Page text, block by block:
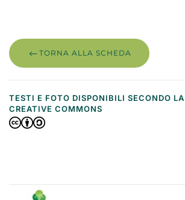
TORNA ALLA SCHEDA
TESTI E FOTO DISPONIBILI SECONDO
CREATIVE COMMONS